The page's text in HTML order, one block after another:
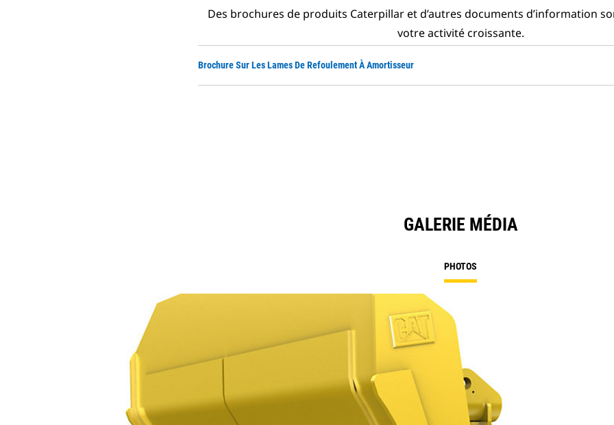
Des brochures de produits Caterpillar et d’autres documents d’information
votre activité croissante.
Brochure Sur Les Lames De Refoulement À Amortisseur
GALERIE MÉDIA
PHOTOS